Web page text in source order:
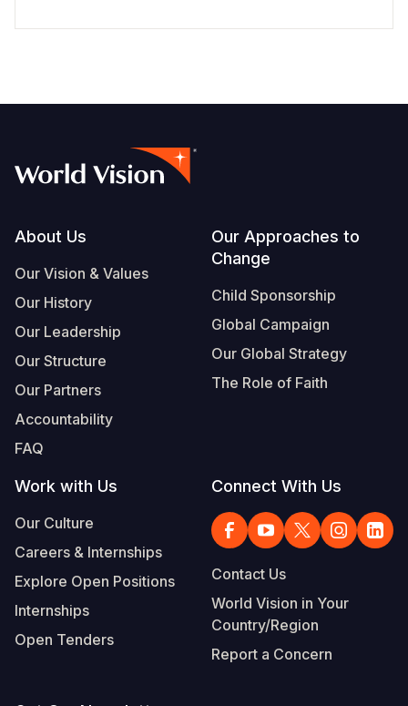
Footer
About Us
Our Vision & Values
Our History
Our Leadership
Our Structure
Our Partners
Accountability
FAQ
Our Approaches to
Change
Child Sponsorship
Global Campaign
Our Global Strategy
The Role of Faith
Work with Us
Our Culture
Careers & Internships
Explore Open Positions
Internships
Open Tenders
Connect With Us
Contact Us
World Vision in Your
Country/Region
Report a Concern